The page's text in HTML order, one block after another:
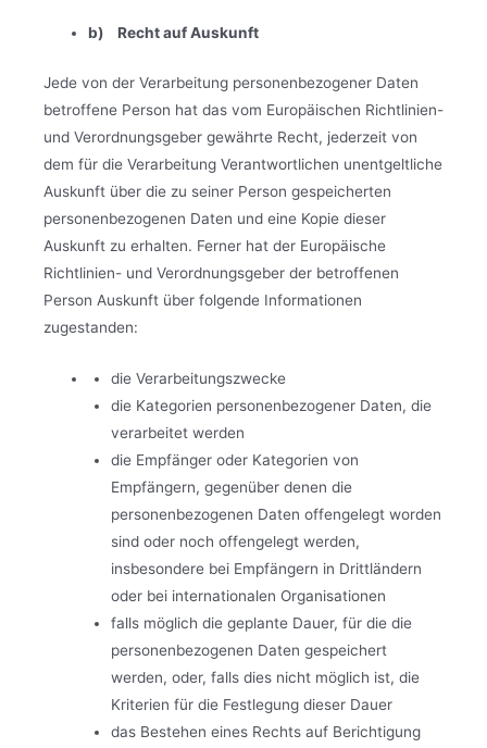
b) Recht auf Auskunft
Jede von der Verarbeitung personenbezogener Daten
betroffene Person hat das vom Europäischen Richtlinien-
und Verordnungsgeber gewährte Recht, jederzeit von
dem für die Verarbeitung Verantwortlichen unentgeltliche
Auskunft über die zu seiner Person gespeicherten
personenbezogenen Daten und eine Kopie dieser
Auskunft zu erhalten. Ferner hat der Europäische
Richtlinien- und Verordnungsgeber der betroffenen
Person Auskunft über folgende Informationen
zugestanden:
die Verarbeitungszwecke
die Kategorien personenbezogener Daten, die
verarbeitet werden
die Empfänger oder Kategorien von
Empfängern, gegenüber denen die
personenbezogenen Daten offengelegt worden
sind oder noch offengelegt werden,
insbesondere bei Empfängern in Drittländern
oder bei internationalen Organisationen
falls möglich die geplante Dauer, für die die
personenbezogenen Daten gespeichert
werden, oder, falls dies nicht möglich ist, die
Kriterien für die Festlegung dieser Dauer
das Bestehen eines Rechts auf Berichtigung